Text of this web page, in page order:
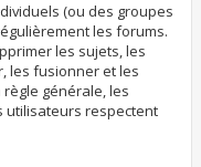
(ou des groupes
les forums.
les sujets, les
les fusionner et les
règle générale, les
utilisateurs respectent